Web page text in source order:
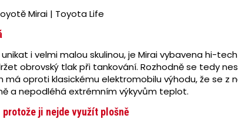
i velmi malou skulinou, je Mirai vybavena hi-
obrovský tlak při tankování. Rozhodně se tedy
má oproti klasickému elektromobilu výhodu, že se
a nepodléhá extrémním výkyvům teplot.
ji nejde využít plošně